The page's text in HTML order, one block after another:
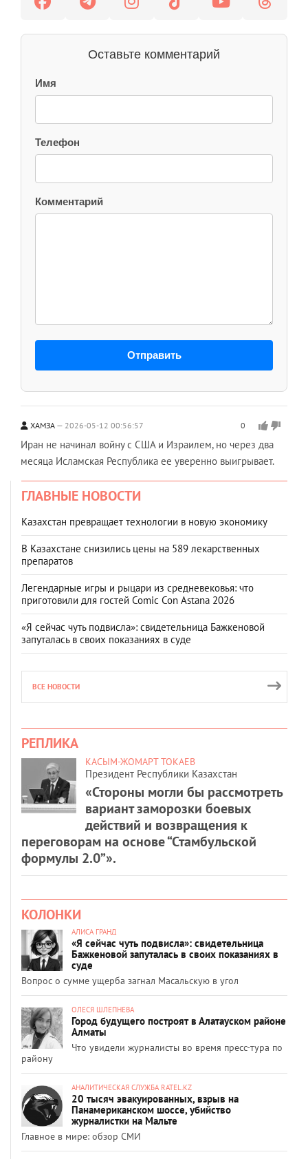
Оставьте комментарий
Имя
Телефон
Комментарий
Отправить
ХАМЗА 2026-05-12 00:56:57 0
Иран не начинал войну с США и Израилем, но через два
месяца Исламская Республика ее уверенно выигрывает.
ГЛАВНЫЕ НОВОСТИ
Казахстан превращает технологии в новую экономику
В Казахстане снизились цены на 589 лекарственных
препаратов
Легендарные игры и рыцари из средневековья: что
приготовили для гостей Comic Con Astana 2026
«Я сейчас чуть подвисла»: свидетельница Бажкеновой
запуталась в своих показаниях в суде
ВСЕ НОВОСТИ
РЕПЛИКА
КАСЫМ-ЖОМАРТ ТОКАЕВ
Президент Республики Казахстан
«Стороны могли бы рассмотреть
вариант заморозки боевых
действий и возвращения к
переговорам на основе “Стамбульской
формулы 2.0”».
КОЛОНКИ
АЛИСА ГРАНД
«Я сейчас чуть подвисла»: свидетельница
Бажкеновой запуталась в своих показаниях в
суде
Вопрос о сумме ущерба загнал Масальскую в угол
ОЛЕСЯ ШЛЕПНЕВА
Город будущего построят в Алатауском районе
Алматы
Что увидели журналисты во время пресс-тура по
району
АНАЛИТИЧЕСКАЯ СЛУЖБА RATEL.KZ
20 тысяч эвакуированных, взрыв на
Панамериканском шоссе, убийство
журналистки на Мальте
Главное в мире: обзор СМИ